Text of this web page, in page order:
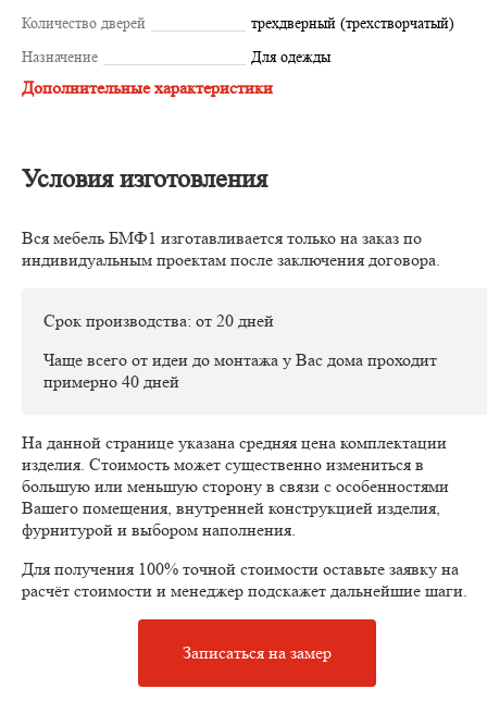
Количество дверей
трехдверный (трехстворчатый)
Назначение
Для одежды
Дополнительные характеристики
Условия изготовления
Вся мебель БМФ1 изготавливается только на заказ по
индивидуальным проектам после заключения договора.
Срок производства: от 20 дней
Чаще всего от идеи до монтажа у Вас дома проходит
примерно 40 дней
На данной странице указана средняя цена комплектации
изделия. Стоимость может существенно измениться в
большую или меньшую сторону в связи с особенностями
Вашего помещения, внутренней конструкцией изделия,
фурнитурой и выбором наполнения.
Для получения 100% точной стоимости оставьте заявку на
расчёт стоимости и менеджер подскажет дальнейшие шаги.
Записаться на замер